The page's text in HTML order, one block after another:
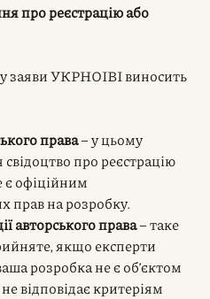
про реєстрацію або
заяви УКРНОІВІ виносить
права– у цьому
про реєстрацію
є офіційним
прав на розробку.
авторського права– таке
якщо експерти
розробка не є об’єктом
відповідає критеріям